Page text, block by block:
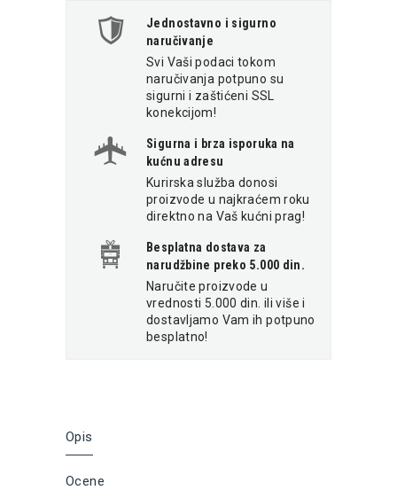
Jednostavno i sigurno
naručivanje
Svi Vaši podaci tokom
naručivanja potpuno su
sigurni i zaštićeni SSL
konekcijom!
Sigurna i brza isporuka na
kućnu adresu
Kurirska služba donosi
proizvode u najkraćem roku
direktno na Vaš kućni prag!
Besplatna dostava za
narudžbine preko 5.000 din.
Naručite proizvode u
vrednosti 5.000 din. ili više i
dostavljamo Vam ih potpuno
besplatno!
Opis
Ocene